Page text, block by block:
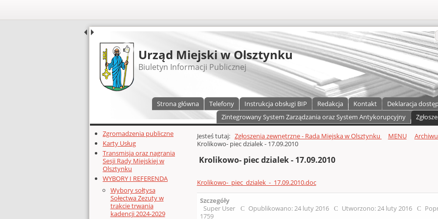
UDOSTĘPNIJ
Urząd Miejski w Olsztynku
Biuletyn Informacji Publicznej
Strona główna Telefony Instrukcja obsługi BIP Redakcja Kontakt Deklaracja
Zintegrowany System Zarządzania oraz System Antykorupcyjny
Dodatkowe zasoby (lewa kolumna)
Zgromadzenia publiczne
Karty Usług
Transmisja oraz nagrania
Sesji Rady Miejskiej w
Olsztynku
WYBORY I REFERENDA
Wybory sołtysa
Sołectwa Zezuty w
trakcie trwania
kadencji 2024-2029
Głównej zawartości
Jesteś tutaj: Zgłoszenia zewnętrzne - Rada Miejska w Olsztynku MENU
Krolikowo- piec dzialek - 17.09.2010
Krolikowo- piec dzialek - 17.09.2010
Krolikowo-_piec_dzialek_-_17.09.2010.doc
Szczegóły
Super User
Opublikowano: 24 luty 2016 Utworzono: 24 luty 2016
1759